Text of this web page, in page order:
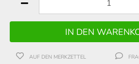
AUF DEN MERKZETTEL